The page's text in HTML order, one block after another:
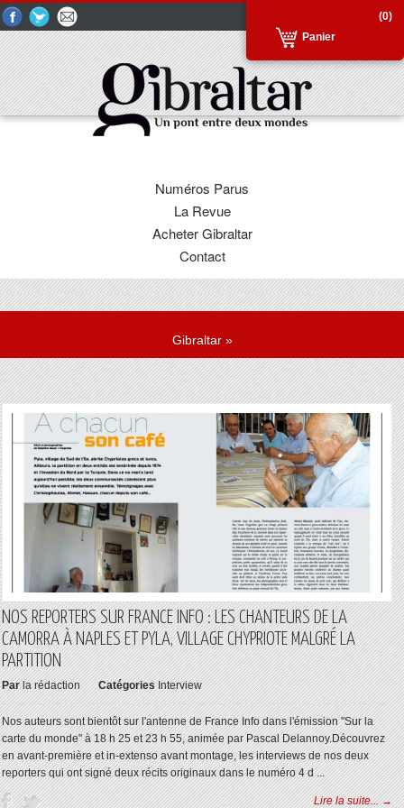
(0)
Panier
Numéros Parus
La Revue
Acheter Gibraltar
Contact
Gibraltar»
NOS REPORTERS SUR FRANCE INFO : LES CHANTEURS DE LA
CAMORRA À NAPLES ET PYLA, VILLAGE CHYPRIOTE MALGRÉ LA
PARTITION
Par la rédaction Catégories Interview
Nos auteurs sont bientôt sur l'antenne de France Info dans l'émission "Sur la
carte du monde" à 18 h 25 et 23 h 55, animée par Pascal Delannoy.Découvrez
en avant-première et in-extenso avant montage, les interviews de nos deux
reporters qui ont signé deux récits originaux dans le numéro 4 d ...
Lire la suite... →